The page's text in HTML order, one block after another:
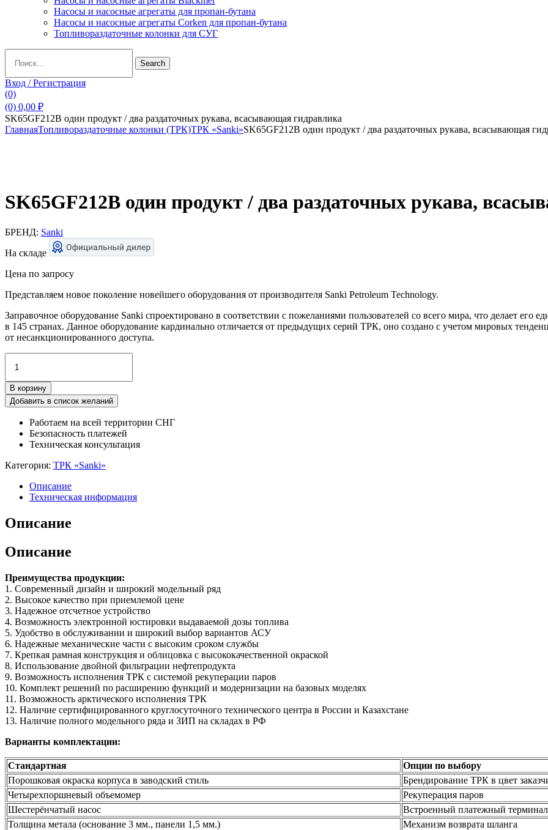
Насосы и насосные агрегаты для пропан-бутана
Насосы и насосные агрегаты Corken для пропан-бутана
Топливораздаточные колонки для СУГ
for:
Search
Вход / Регистрация
(0)
(0) 0,00 ₽
SK65GF212B один продукт / два раздаточных рукава, всасывающая гидравлика
ГлавнаяТопливораздаточные колонки (ТРК)ТРК «Sanki»SK65GF212B один продукт / два раздаточных рукава, всасывающая
SK65GF212B один продукт / два раздаточных рукава,
БРЕНД: Sanki
На складе
Цена по запросу
Представляем новое поколение новейшего оборудования от производителя Sanki Petroleum Technology.
Заправочное оборудование Sanki спроектировано в соответствии с пожеланиями пользователей со всего мира, что делает
в 145 странах. Данное оборудование кардинально отличается от предыдущих серий ТРК, оно создано с учетом мировых
от несанкционированного доступа.
товара
SK65GF212B
один
продукт
раздаточных
рукава,
гидравлика
В корзину
Добавить в список желаний
Работаем на всей территории СНГ
Безопасность платежей
Техническая консультация
Категория: ТРК «Sanki»
Описание
Техническая информация
Описание
Описание
Преимущества продукции:
1. Современный дизайн и широкий модельный ряд
2. Высокое качество при приемлемой цене
3. Надежное отсчетное устройство
4. Возможность электронной юстировки выдаваемой дозы топлива
5. Удобство в обслуживании и широкий выбор вариантов АСУ
6. Надежные механические части с высоким сроком службы
7. Крепкая рамная конструкция и облицовка с высококачественной окраской
8. Использование двойной фильтрации нефтепродукта
9. Возможность исполнения ТРК с системой рекуперации паров
10. Комплект решений по расширению функций и модернизации на базовых моделях
11. Возможность арктического исполнения ТРК
12. Наличие сертифицированного круглосуточного технического центра в России и Казахстане
13. Наличие полного модельного ряда и ЗИП на складах в РФ
Варианты комплектации:
Стандартная
Опции по выбору
Порошковая окраска корпуса в заводский стиль
Брендирование ТРК в цвет
Четырехпоршневый объемомер
Рекуперация паров
Шестерёнчатый насос
Встроенный платежный
Толщина метала (основание 3 мм., панели 1,5 мм.)
Механизм возврата шланга